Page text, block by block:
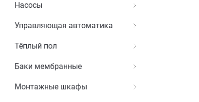
Насосы
Управляющая автоматика
Тёплый пол
Баки мембранные
Монтажные шкафы